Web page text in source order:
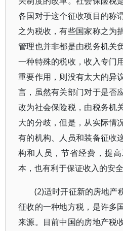
各国对于这个征收项目的称
之为税收，有些国家称之为
管理也并非都是由税务机关
一种特殊的税收，收入专门
重要作用，则没有太大的异
言，虽然有关部门对于是否
改为社会保险税，由税务机
大的分歧，但是，从实际情
有的机构、人员和装备征收
构和人员，节省经费，提
本，也有利于保证收入的安全
(2)适时开征新的房地产
征收的一种地方税，是许多
来源。目前中国的房地产税